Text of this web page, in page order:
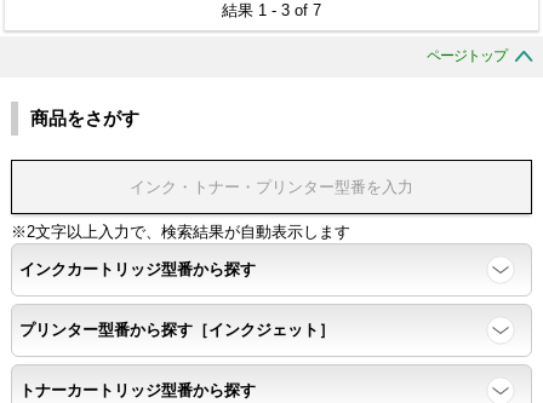
結果 1 - 3 of 7
ページトップ
商品をさがす
※2文字以上入力で、検索結果が自動表示します
インクカートリッジ型番から探す
プリンター型番から探す［インクジェット］
トナーカートリッジ型番から探す